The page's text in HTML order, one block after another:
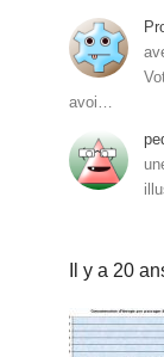
avoi…
Il y a 20